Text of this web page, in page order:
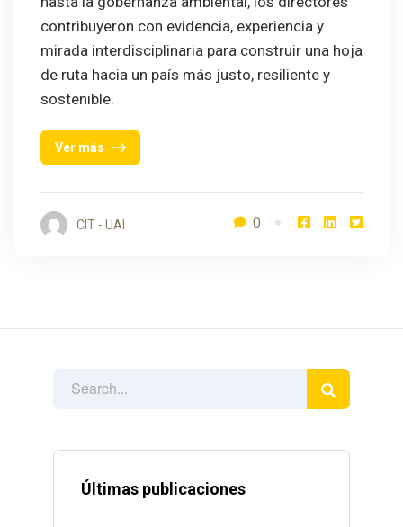
Últimas publicaciones
contribuyeron con evidencia, experiencia y
mirada interdisciplinaria para construir una hoja
de ruta hacia un país más justo, resiliente y
sostenible.
Ver más
CIT - UAI 0